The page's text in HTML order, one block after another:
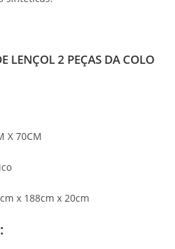
LENÇOL 2 PEÇAS DA COLO
X 70CM
x 188cm x 20cm